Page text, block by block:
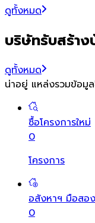
ดูทั้งหมด
บริษัทรับสร้าง
ดูทั้งหมด
น่าอยู่ แหล่งรวมข้อมูล
ซื้อโครงการใหม่
0
โครงการ
อสังหาฯ มือสอง
0